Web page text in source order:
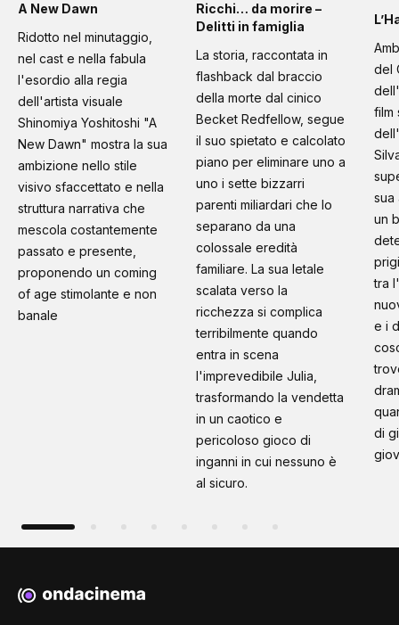
A New Dawn
Ridotto nel minutaggio,
nel cast e nella fabula
l'esordio alla regia
dell'artista visuale
Shinomiya Yoshitoshi "A
New Dawn" mostra la sua
ambizione nello stile
visivo sfaccettato e nella
struttura narrativa che
mescola costantemente
passato e presente,
proponendo un coming
of age stimolante e non
banale
Ricchi… da morire –
Delitti in famiglia
La storia, raccontata in
flashback dal braccio
della morte dal cinico
Becket Redfellow, segue
il suo spietato e calcolato
piano per eliminare uno a
uno i sette bizzarri
parenti miliardari che lo
separano da una
colossale eredità
familiare. La sua letale
scalata verso la
ricchezza si complica
terribilmente quando
entra in scena
l'imprevedibile Julia,
trasformando la vendetta
in un caotico e
pericoloso gioco di
inganni in cui nessuno è
al sicuro.
del
film
sua
un
tra
e i
di